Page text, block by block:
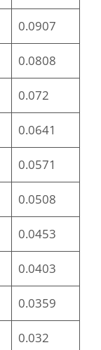
0.0907
0.0808
0.072
0.0641
0.0571
0.0508
0.0453
0.0403
0.0359
0.032